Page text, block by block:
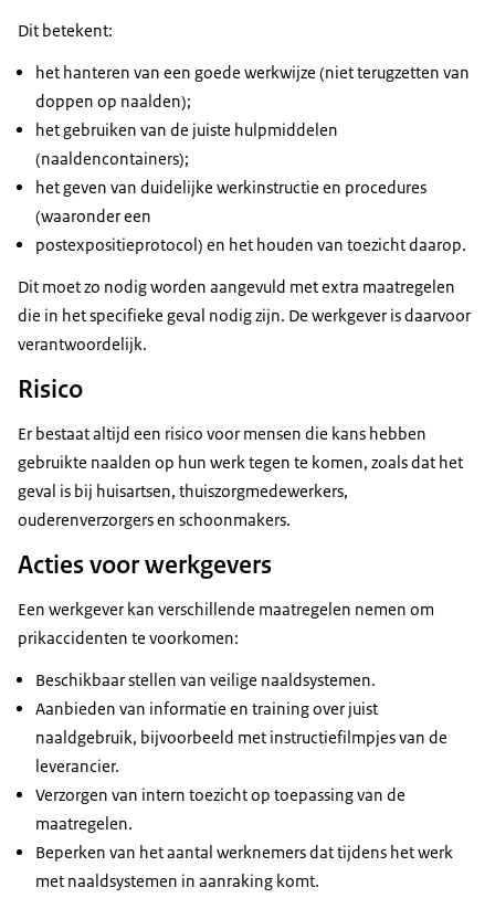
Dit betekent:
het hanteren van een goede werkwijze (niet terugzetten van
doppen op naalden);
het gebruiken van de juiste hulpmiddelen
(naaldencontainers);
het geven van duidelijke werkinstructie en procedures
(waaronder een
postexpositieprotocol) en het houden van toezicht daarop.
Dit moet zo nodig worden aangevuld met extra maatregelen
die in het specifieke geval nodig zijn. De werkgever is daarvoor
verantwoordelijk.
Risico
Er bestaat altijd een risico voor mensen die kans hebben
gebruikte naalden op hun werk tegen te komen, zoals dat het
geval is bij huisartsen, thuiszorgmedewerkers,
ouderenverzorgers en schoonmakers.
Acties voor werkgevers
Een werkgever kan verschillende maatregelen nemen om
prikaccidenten te voorkomen:
Beschikbaar stellen van veilige naaldsystemen.
Aanbieden van informatie en training over juist
naaldgebruik, bijvoorbeeld met instructiefilmpjes van de
leverancier.
Verzorgen van intern toezicht op toepassing van de
maatregelen.
Beperken van het aantal werknemers dat tijdens het werk
met naaldsystemen in aanraking komt.